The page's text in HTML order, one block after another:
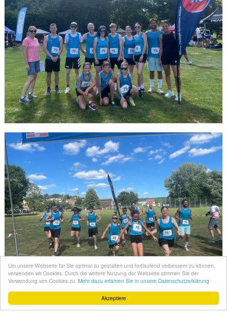
Akzeptiere
Um unsere Webseite für Sie optimal zu gestalten und fortlaufend verbessern zu können,
verwenden wir Cookies. Durch die weitere Nutzung der Webseite stimmen Sie der
Verwendung von Cookies zu. Mehr dazu erfahren Sie in unsere Datenschutzerklärung